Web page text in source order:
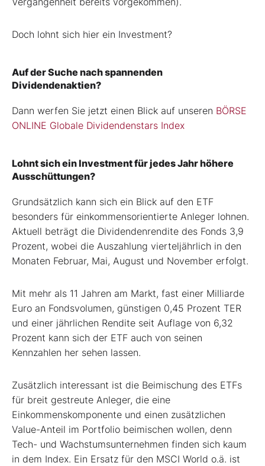
Doch lohnt sich hier ein Investment?
Auf der Suche nach spannenden
Dividendenaktien?
Dann werfen Sie jetzt einen Blick auf unseren BÖRSE
ONLINE Globale Dividendenstars Index
Lohnt sich ein Investment für jedes Jahr höhere
Ausschüttungen?
Grundsätzlich kann sich ein Blick auf den ETF
besonders für einkommensorientierte Anleger lohnen.
Aktuell beträgt die Dividendenrendite des Fonds 3,9
Prozent, wobei die Auszahlung vierteljährlich in den
Monaten Februar, Mai, August und November erfolgt.
Mit mehr als 11 Jahren am Markt, fast einer Milliarde
Euro an Fondsvolumen, günstigen 0,45 Prozent TER
und einer jährlichen Rendite seit Auflage von 6,32
Prozent kann sich der ETF auch von seinen
Kennzahlen her sehen lassen.
Zusätzlich interessant ist die Beimischung des ETFs
für breit gestreute Anleger, die eine
Einkommenskomponente und einen zusätzlichen
Value-Anteil im Portfolio beimischen wollen, denn
Tech- und Wachstumsunternehmen finden sich kaum
in dem Index. Ein Ersatz für den MSCI World o.ä. ist